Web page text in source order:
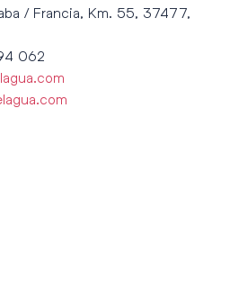
/ Francia, Km. 55, 37477,
062